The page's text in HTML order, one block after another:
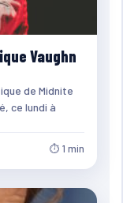
Vaughn
de Midnite
ce lundi à
⏱ 1 min